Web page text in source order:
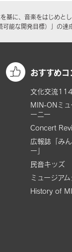
基に、音楽をはじめと
能な開発目標）」の達
おすすめコ
文化交流
MIN-ONミ
ーニー
Concert
広報誌「み
ー」
民音キッズ
ミュージア
History of